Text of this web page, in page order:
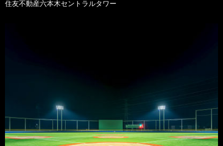
住友不動産六本木セントラルタワー